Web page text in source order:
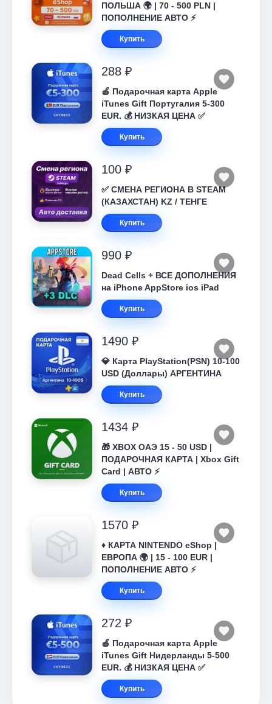
ПОЛЬША 🌍 | 70 - 500 PLN |
ПОПОЛНЕНИЕ АВТО ⚡
Купить
288 ₽
🍎 Подарочная карта Apple
iTunes Gift Португалия 5-300
EUR. 💰 НИЗКАЯ ЦЕНА ✅
Купить
100 ₽
✅ СМЕНА РЕГИОНА В STEAM
(КАЗАХСТАН) KZ / ТЕНГЕ
Купить
990 ₽
Dead Cells + ВСЕ ДОПОЛНЕНИЯ
на iPhone AppStore ios iPad
Купить
1490 ₽
💎 Карта PlayStation(PSN) 10-100
USD (Доллары) АРГЕНТИНА
Купить
1434 ₽
🎁 XBOX ОАЭ 15 - 50 USD |
ПОДАРОЧНАЯ КАРТА | Xbox Gift
Card | АВТО ⚡
Купить
1570 ₽
♦️ КАРТА NINTENDO eShop |
ЕВРОПА 🌍 | 15 - 100 EUR |
ПОПОЛНЕНИЕ АВТО ⚡
Купить
272 ₽
🍎 Подарочная карта Apple
iTunes Gift Нидерланды 5-500
EUR. 💰 НИЗКАЯ ЦЕНА ✅
Купить